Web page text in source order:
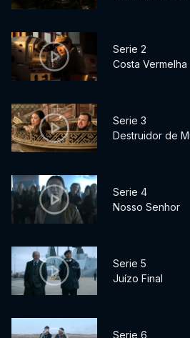
Serie 2
Costa Vermelha
Serie 3
Destruidor de
Serie 4
Nosso Senhor
Serie 5
Juízo Final
Serie 6